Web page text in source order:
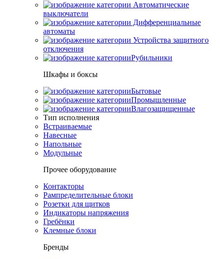
Автоматические
выключатели
Дифференциальные
автоматы
Устройства защитного
отключения
Рубильники
Шкафы и боксы
Бытовые
Промышленные
Влагозащищенные
Тип исполнения
Встраиваемые
Навесные
Напольные
Модульные
Прочее оборудование
Контакторы
Рампределительные блоки
Розетки для щитков
Индикаторы напряжения
Гребёнки
Клемные блоки
Бренды